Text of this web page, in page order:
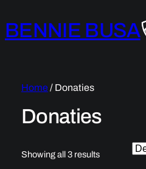
BENNIE BUSA
Home/ Donaties
Donaties
Showing all 3 results